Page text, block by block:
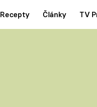
Recepty Články TV